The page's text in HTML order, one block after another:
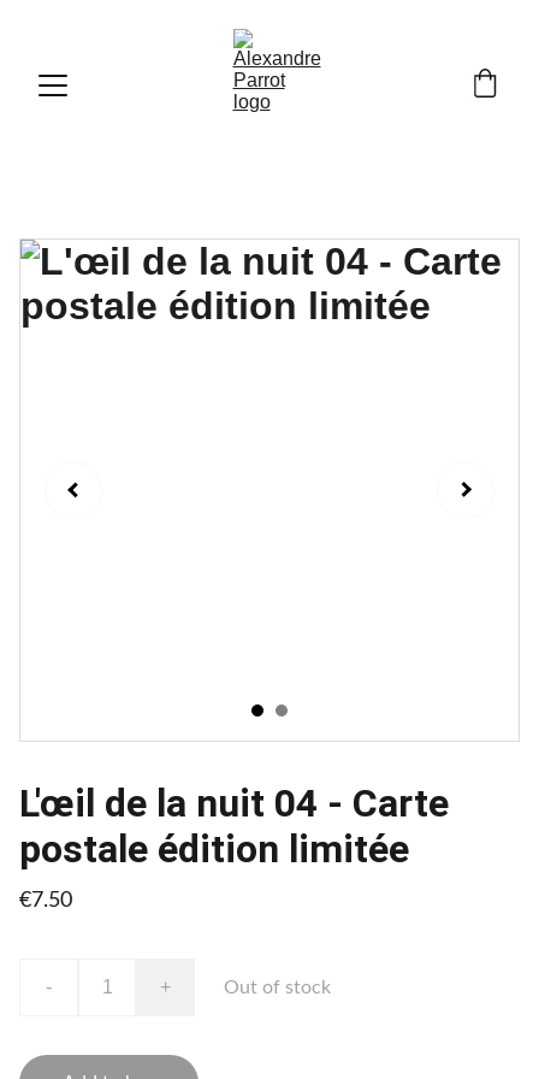
L'œil de la nuit 04 - Carte
postale édition limitée
€7.50
- + Out of stock